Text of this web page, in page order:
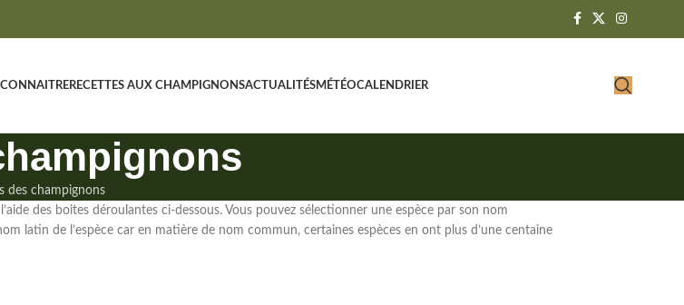
RECETTES AUX CHAMPIGNONSACTUALITÉSMÉTÉOCALENDRIER
des champignons
des boites déroulantes ci-dessous. Vous pouvez sélectionner une espèce par son nom
latin de l’espèce car en matière de nom commun, certaines espèces en ont plus d’une centaine